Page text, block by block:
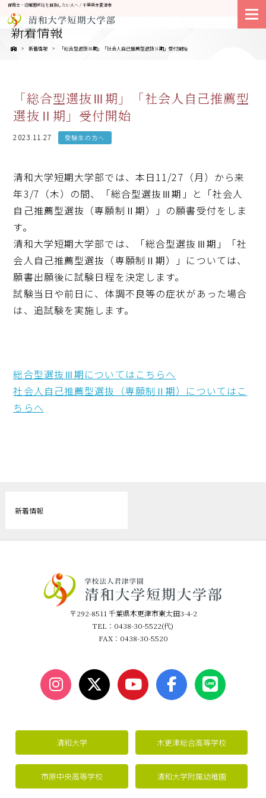
保育士・幼稚園教諭を目指したい人へ / 千葉県木更津市
新着情報
新着情報 「総合型選抜Ⅲ期」「社会人自己推薦型選抜Ⅱ期」受付開始
大学紹介
「総合型選抜Ⅲ期」「社会人自己推薦型
選抜Ⅱ期」受付開始
2023.11.27 受験生の方へ
清和大学短期大学部では、本日11/27（月）から来
年3/7（木）の間、「総合型選抜Ⅲ期」と「社会人
自己推薦型選抜（専願制Ⅱ期）」の願書受付をしま
す。
清和大学短期大学部では、「総合型選抜Ⅲ期」「社
会人自己推薦型選抜（専願制Ⅱ期）」については、
願書出願後に試験日程を決定します。
試験当日や前日に、体調不良等の症状があった場合
は、追試験を実施します。
総合型選抜Ⅲ期についてはこちらへ
社会人自己推薦型選抜（専願制Ⅱ期）についてはこ
ちらへ
新着情報
〒292-8511 千葉県木更津市東太田3-4-2
TEL：0438-30-5522(代)
FAX：0438-30-5520
清和大学 木更津総合高等学校
市原中央高等学校 清和大学附属幼稚園